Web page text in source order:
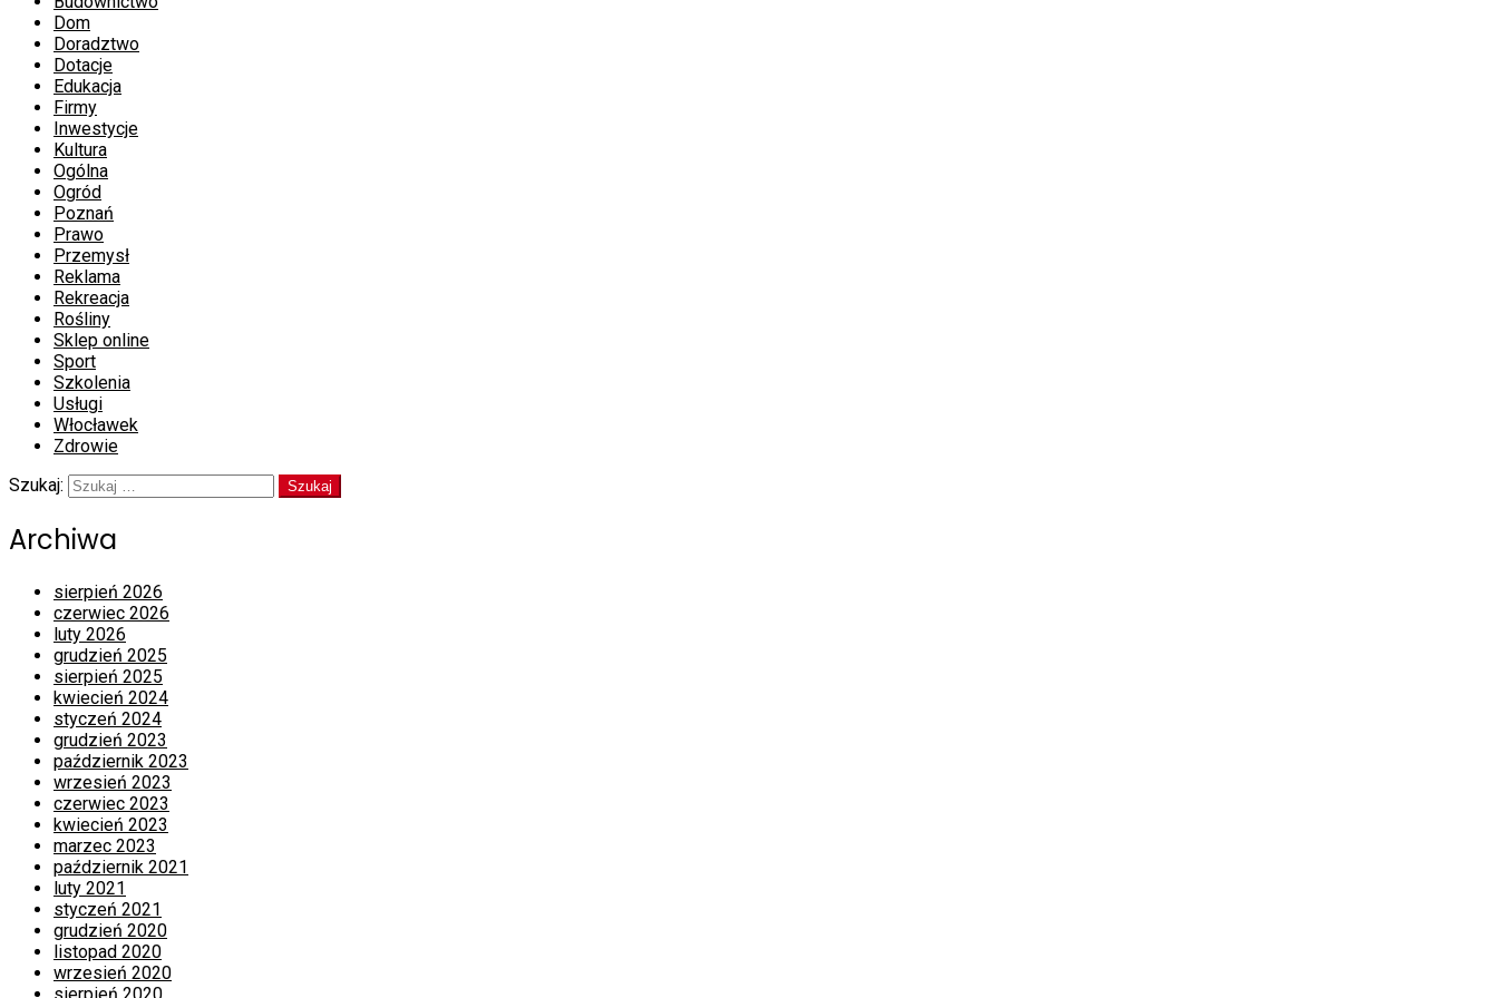
Dom
Doradztwo
Dotacje
Edukacja
Firmy
Inwestycje
Kultura
Ogólna
Ogród
Poznań
Prawo
Przemysł
Reklama
Rekreacja
Rośliny
Sklep online
Sport
Szkolenia
Usługi
Włocławek
Zdrowie
Szukaj:
Archiwa
sierpień 2026
czerwiec 2026
luty 2026
grudzień 2025
sierpień 2025
kwiecień 2024
styczeń 2024
grudzień 2023
październik 2023
wrzesień 2023
czerwiec 2023
kwiecień 2023
marzec 2023
październik 2021
luty 2021
styczeń 2021
grudzień 2020
listopad 2020
wrzesień 2020